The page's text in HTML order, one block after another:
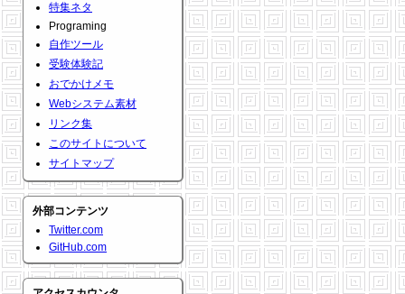
特集ネタ
Programing
自作ツール
受験体験記
おでかけメモ
Webシステム素材
リンク集
このサイトについて
サイトマップ
外部コンテンツ
Twitter.com
GitHub.com